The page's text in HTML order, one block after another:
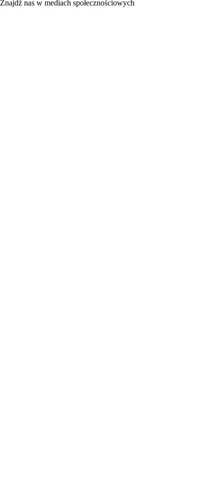
Znajdź nas w mediach społecznościowych